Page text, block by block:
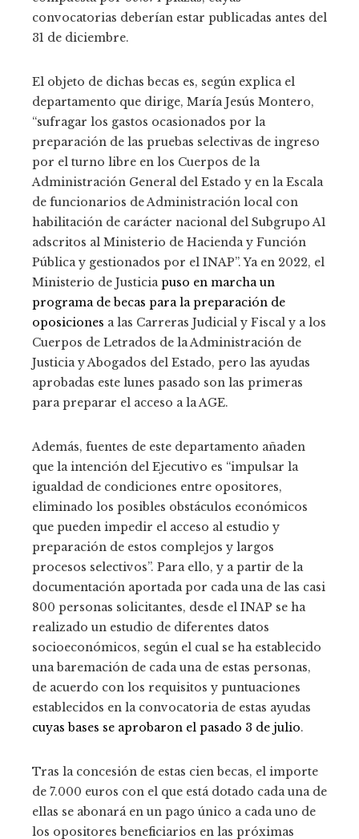
convocatorias deberían estar publicadas antes del
31 de diciembre.
El objeto de dichas becas es, según explica el
departamento que dirige, María Jesús Montero,
“sufragar los gastos ocasionados por la
preparación de las pruebas selectivas de ingreso
por el turno libre en los Cuerpos de la
Administración General del Estado y en la Escala
de funcionarios de Administración local con
habilitación de carácter nacional del Subgrupo A1
adscritos al Ministerio de Hacienda y Función
Pública y gestionados por el INAP”. Ya en 2022, el
Ministerio de Justiciapuso en marcha un
programa de becas para la preparación de
oposiciones a las Carreras Judicial y Fiscal y a los
Cuerpos de Letrados de la Administración de
Justicia y Abogados del Estado, pero las ayudas
aprobadas este lunes pasado son las primeras
para preparar el acceso a la AGE.
Además, fuentes de este departamento añaden
que la intención del Ejecutivo es “impulsar la
igualdad de condiciones entre opositores,
eliminado los posibles obstáculos económicos
que pueden impedir el acceso al estudio y
preparación de estos complejos y largos
procesos selectivos”. Para ello, y a partir de la
documentación aportada por cada una de las casi
800 personas solicitantes, desde el INAP se ha
realizado un estudio de diferentes datos
socioeconómicos, según el cual se ha establecido
una baremación de cada una de estas personas,
de acuerdo con los requisitos y puntuaciones
establecidos en la convocatoria de estas ayudas
cuyas bases se aprobaron el pasado 3 de julio.
Tras la concesión de estas cien becas, el importe
de 7.000 euros con el que está dotado cada una de
ellas se abonará en un pago único a cada uno de
los opositores beneficiarios en las próximas